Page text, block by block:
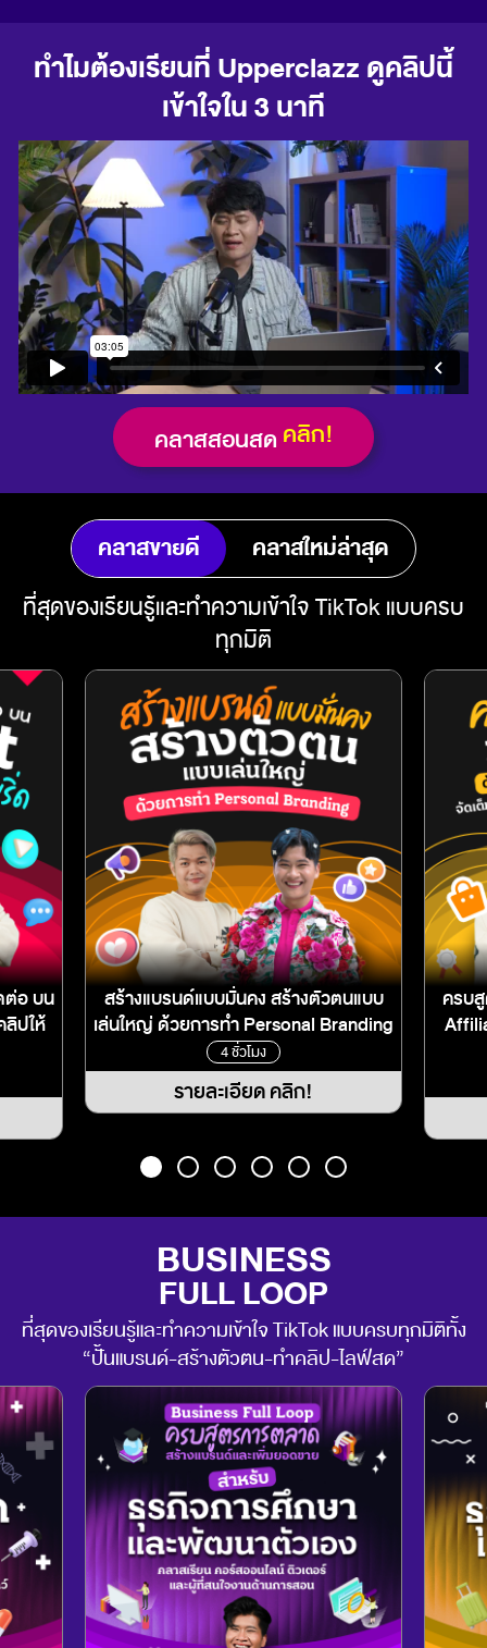
ทำไมต้องเรียนที่ Upperclazz ดูคลิปนี้
เข้าใจใน 3 นาที
คลาสสอนสด คลิก!
คลาสขายดี คลาสใหม่ล่าสุด
ที่สุดของเรียนรู้และทำความเข้าใจ TikTok แบบครบ
ทุกมิติ
ต่อ บน
ปให้
สร้างแบรนด์แบบมั่นคง สร้างตัวตนแบบ
เล่นใหญ่ ด้วยการทำ Personal Branding
4 ชั่วโมง
รายละเอียด คลิก!
ครบ
BUSINESS
FULL LOOP
ที่สุดของเรียนรู้และทำความเข้าใจ TikTok แบบครบทุกมิติทั้ง
“ปั้นแบรนด์-สร้างตัวตน-ทำคลิป-ไลฟ์สด”